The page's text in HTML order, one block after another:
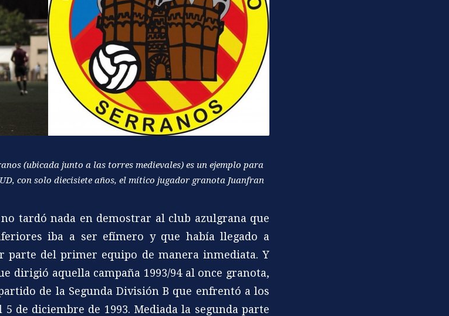
(ubicada junto a las torres medievales) es un ejemplo para
con solo diecisiete años, el mítico jugador granota Juanfran
tardó nada en demostrar al club azulgrana que
iba a ser efímero y que había llegado a
parte del primer equipo de manera inmediata. Y
dirigió aquella campaña 1993/94 al once granota,
de la Segunda División B que enfrentó a los
de diciembre de 1993. Mediada la segunda parte